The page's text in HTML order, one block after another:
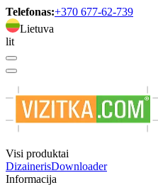
Telefonas:+370 677-62-739
Lietuva
lit
Visi produktai
DizainerisDownloader
Informacija